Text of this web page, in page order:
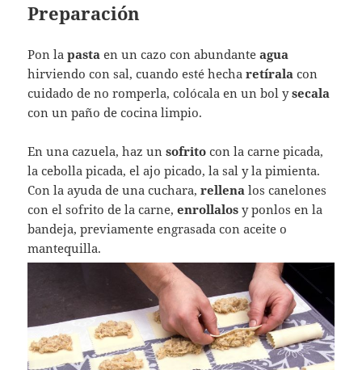
Preparación
Pon lapasta en un cazo con abundanteagua
hirviendo con sal, cuando esté hecharetíralacon
cuidado de no romperla, colócala en un bol ysecala
con un paño de cocina limpio.
En una cazuela, haz unsofrito con la carne picada,
la cebolla picada, el ajo picado, la sal y la pimienta.
Con la ayuda de una cuchara,rellena los canelones
con el sofrito de la carne,enrollalos y ponlos en la
bandeja, previamente engrasada con aceite o
mantequilla.